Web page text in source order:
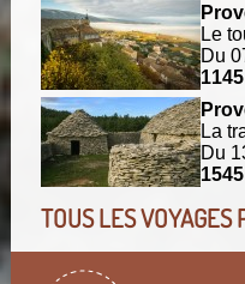
Le
Du
La
Du
TOUS LES VOYAGES